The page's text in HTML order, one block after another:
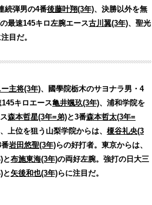
続弾男の4番後藤叶翔(3年)、決勝以外を無
最速145キロ左腕エース古川翼(3年)、聖光
目だ。
主将(3年)、國學院栃木のサヨナラ男・4
キロエース亀井颯玖(3年)、浦和学院を
森本哲星(3年=弟)と3番森本哲太(3年=
上位を狙う山梨学院からは、 榎谷礼央(3
番岩田悠聖(3年)らの好打者。東京からは、
と布施東海(3年)の両好左腕。強打の日大三
と矢後和也(3年)らに注目だ。